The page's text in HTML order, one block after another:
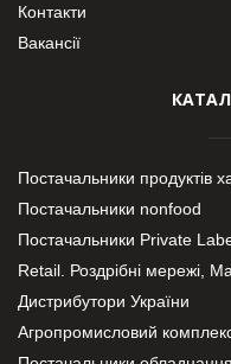
Контакти
Вакансії
Постачальники продуктів
Постачальники nonfood
Постачальники Private
Retail. Роздрібні мережі,
Дистрибутори України
Агропромисловий